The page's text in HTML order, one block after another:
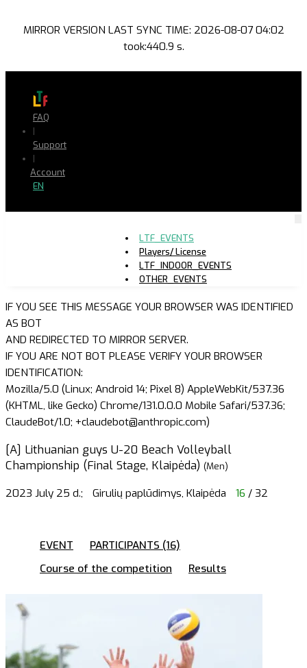
MIRROR VERSION LAST SYNC TIME: 2026-08-07 04:02
took:440.9 s.
FAQ
|
Support
|
Account
EN
LTF_EVENTS
Players/ License
LTF_INDOOR_EVENTS
OTHER_EVENTS
IF YOU SEE THIS MESSAGE YOUR BROWSER WAS IDENTIFIED
AS BOT
AND REDIRECTED TO MIRROR SERVER.
IF YOU ARE NOT BOT PLEASE VERIFY YOUR BROWSER
IDENTIFICATION:
Mozilla/5.0 (Linux; Android 14; Pixel 8) AppleWebKit/537.36
(KHTML, like Gecko) Chrome/131.0.0.0 Mobile Safari/537.36;
ClaudeBot/1.0; +claudebot@anthropic.com)
[A] Lithuanian guys U-20 Beach Volleyball
Championship (Final Stage, Klaipėda) (Men)
2023 July 25 d.; Girulių paplūdimys, Klaipėda 16 / 32
EVENT
PARTICIPANTS (16)
Course of the competition
Results